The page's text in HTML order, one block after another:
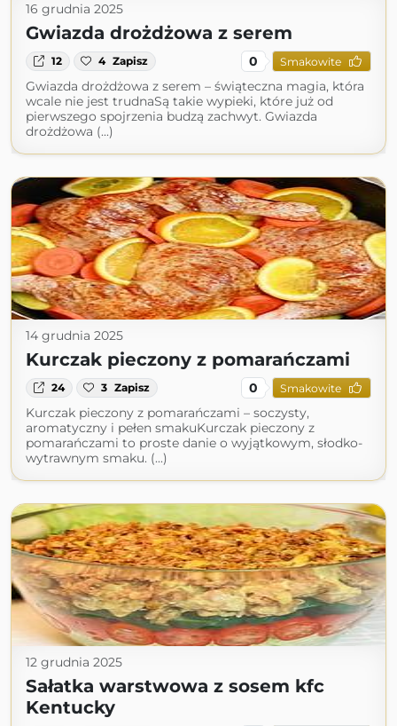
16 grudnia 2025
Gwiazda drożdżowa z serem
12 4 Zapisz 0 Smakowite
Gwiazda drożdżowa z serem – świąteczna magia, która
wcale nie jest trudnaSą takie wypieki, które już od
pierwszego spojrzenia budzą zachwyt. Gwiazda
drożdżowa (...)
14 grudnia 2025
Kurczak pieczony z pomarańczami
24 3 Zapisz 0 Smakowite
Kurczak pieczony z pomarańczami – soczysty,
aromatyczny i pełen smakuKurczak pieczony z
pomarańczami to proste danie o wyjątkowym, słodko-
wytrawnym smaku. (...)
12 grudnia 2025
Sałatka warstwowa z sosem kfc
Kentucky